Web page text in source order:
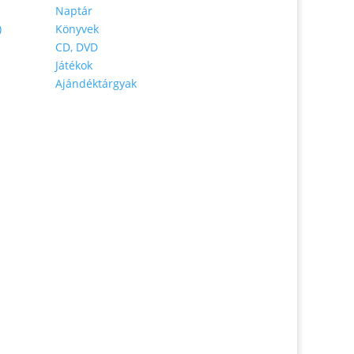
Naptár
Könyvek
CD, DVD
Játékok
Ajándéktárgyak